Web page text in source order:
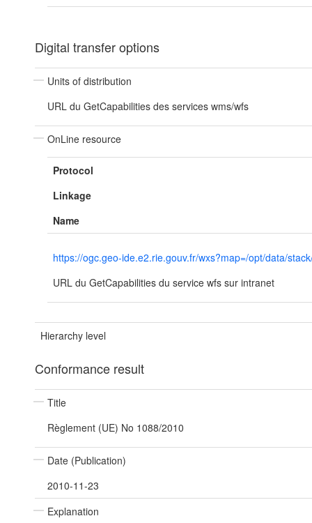
Digital transfer options
Units of distribution
URL du GetCapabilities des services wms/wfs
OnLine resource
Protocol
Linkage
Name
https://ogc.geo-ide.e2.rie.gouv.fr/wxs?map=/opt/data/
URL du GetCapabilities du service wfs sur intranet
Hierarchy level
Conformance result
Title
Règlement (UE) No 1088/2010
Date (Publication)
2010-11-23
Explanation